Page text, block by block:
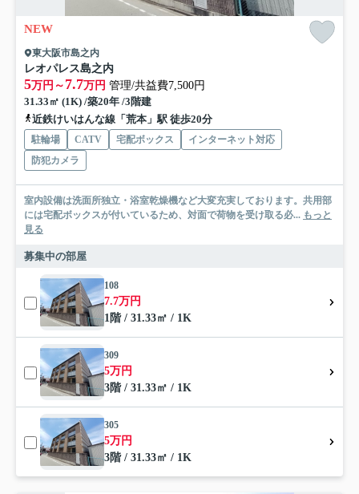
NEW
東大阪市島之内
レオパレス島之内
5万円～ 7.7万円 管理/共益費7,500円
31.33㎡ (1K) /築20年 /3階建
近鉄けいはんな線「荒本」駅 徒歩20分
駐輪場 CATV 宅配ボックス
インターネット対応
防犯カメラ
室内設備は洗面所独立・浴室乾燥機など大変充実しております。共用部
には宅配ボックスが付いているため、対面で荷物を受け取る必... もっと
見る
募集中の部屋
108
7.7万円
1階 / 31.33㎡ / 1K
309
5万円
3階 / 31.33㎡ / 1K
305
5万円
3階 / 31.33㎡ / 1K